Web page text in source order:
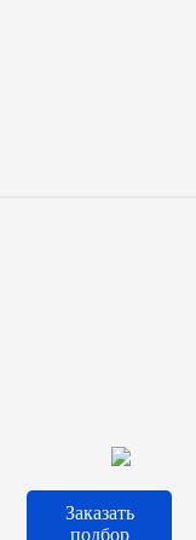
Заказать
подбор